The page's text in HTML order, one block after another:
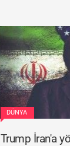
DÜNYA
Trump İran'a